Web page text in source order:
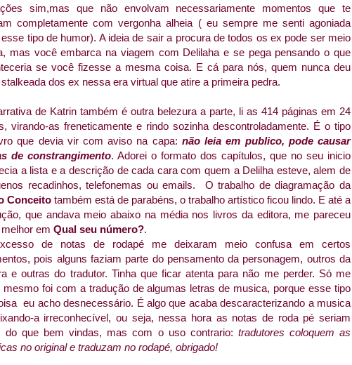
sim,mas que não envolvam necessariamente momentos que te
completamente com vergonha alheia ( eu sempre me senti agoniada
tipo de humor). A ideia de sair a procura de todos os ex pode ser meio
mas você embarca na viagem com Delilaha e se pega pensando o que
se você fizesse a mesma coisa. E cá para nós, quem nunca deu
dos ex nessa era virtual que atire a primeira pedra.
de Katrin também é outra belezura a parte, li as 414 páginas em 24
virando-as freneticamente e rindo sozinha descontroladamente. É o tipo
que devia vir com aviso na capa: não leia em publico, pode causar
de constrangimento. Adorei o formato dos capítulos, que no seu inicio
a lista e a descrição de cada cara com quem a Delilha esteve, alem de
recadinhos, telefonemas ou emails. O trabalho de diagramação da
Conceito também está de parabéns, o trabalho artístico ficou lindo. E até a
que andava meio abaixo na média nos livros da editora, me pareceu
em Qual seu número?.
de notas de rodapé me deixaram meio confusa em certos
pois alguns faziam parte do pensamento da personagem, outros da
e outras do tradutor. Tinha que ficar atenta para não me perder. Só me
mesmo foi com a tradução de algumas letras de musica, porque esse tipo
eu acho desnecessário. É algo que acaba descaracterizando a musica
a irreconhecível, ou seja, nessa hora as notas de roda pé seriam
do que bem vindas, mas com o uso contrario: tradutores coloquem as
no original e traduzam no rodapé, obrigado!